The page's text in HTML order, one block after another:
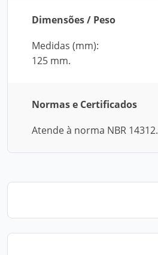
Dimensões / Peso
Medidas (mm):
125 mm.
Normas e Certificados
Atende à norma NBR 14312.